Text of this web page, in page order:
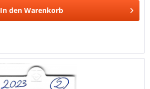
In den Warenkorb